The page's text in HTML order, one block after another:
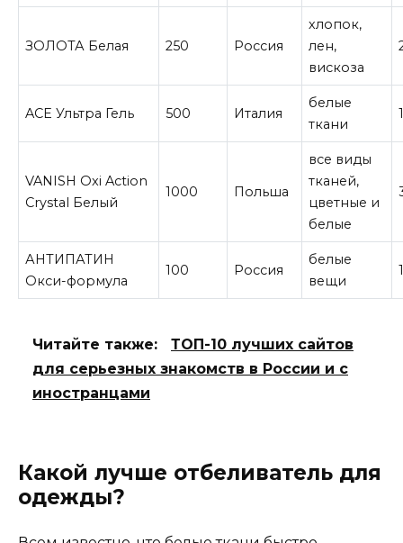
ЗОЛОТА Белая 250 Россия
хлопок,
лен,
вискоза
ACE Ультра Гель 500 Италия
белые
ткани
VANISH Oxi Action
Crystal Белый
1000 Польша
все виды
тканей,
цветные и
белые
АНТИПАТИН
Окси-формула
100 Россия
белые
вещи
Читайте также:
ТОП-10 лучших сайтов
для серьезных знакомств в России и с
иностранцами
Какой лучше отбеливатель для
одежды?